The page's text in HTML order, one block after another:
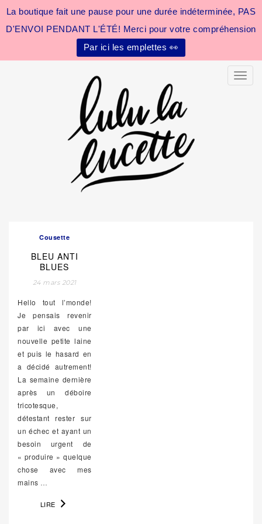
La boutique fait une pause pour une durée indéterminée, PAS
D'ENVOI PENDANT L'ÉTÉ! Merci pour votre compréhension
Par ici les emplettes 👀
Cousette
BLEU ANTI
BLUES
24 mars 2021
Hello tout l’monde!
Je pensais revenir
par ici avec une
nouvelle petite laine
et puis le hasard en
a décidé autrement!
La semaine dernière
après un déboire
tricotesque,
détestant rester sur
un échec et ayant un
besoin urgent de
« produire » quelque
chose avec mes
mains …
LIRE